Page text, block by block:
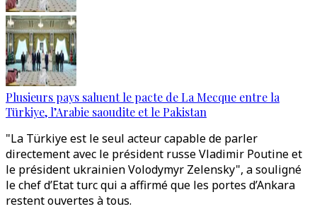
Plusieurs pays saluent le pacte de La Mecque entre la
Türkiye, l’Arabie saoudite et le Pakistan
"La Türkiye est le seul acteur capable de parler
directement avec le président russe Vladimir Poutine et
le président ukrainien Volodymyr Zelensky", a souligné
le chef d’Etat turc qui a affirmé que les portes d’Ankara
restent ouvertes à tous.